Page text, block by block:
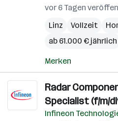
vor 6 Tagen
Linz
Vollzeit
ab 61.000 € jährlich
Merken
Radar
Specialist (f/m/
Infineon